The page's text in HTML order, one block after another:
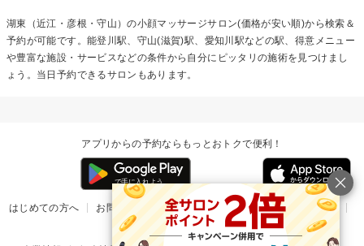
湖東（近江・彦根・守山）の小顔マッサージサロン(価格が安い順)から検索＆
予約が可能です。能登川駅、守山(滋賀)駅、愛知川駅などの駅、得意メニュー
や豊富な施設・サービスなどの条件から自分にピッタリの施術を見つけまし
ょう。当日予約できるサロンもあります。
アプリからの予約ならもっとおトクで便利！
はじめての方へ お問い合わせ ヘルプ リリース情報
利用規約
掲載ご希望のサロン様